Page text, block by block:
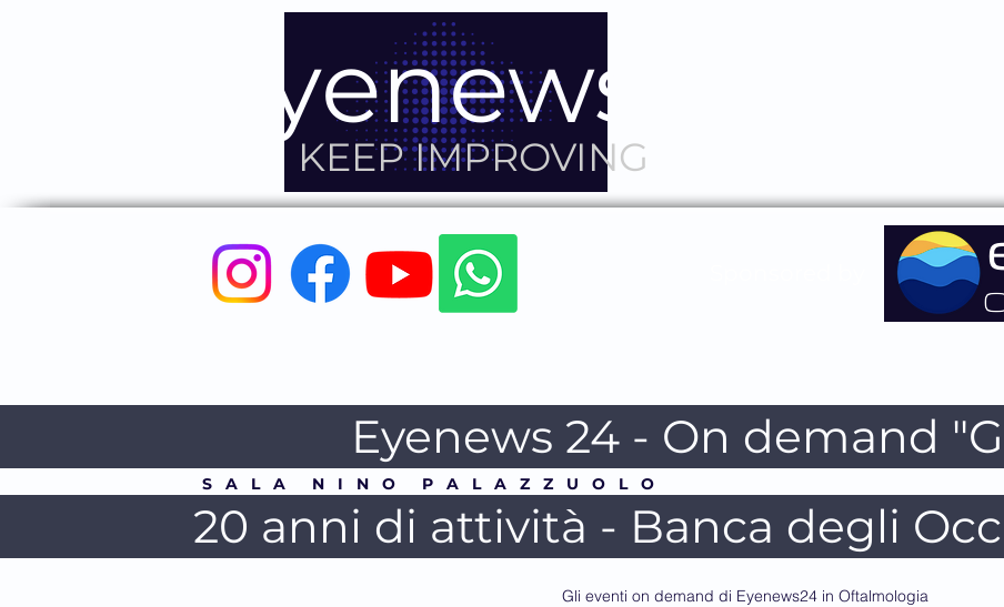
Eyenews 24
KEEP IMPROVING
Eyenews 24 - On demand
S A L A N I N O P A L A Z Z U O L O
20 anni di attività - Banca degli
Gli eventi on demand di Eyenews24 in Oftalmologia